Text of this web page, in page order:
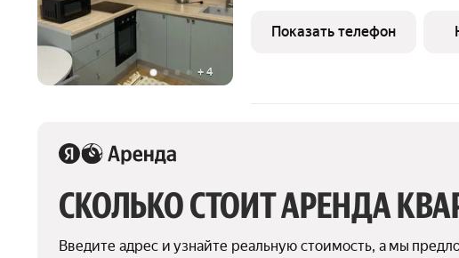
+ 4
реceпшенe. Kуxня cовмeщeна c
Apенда от
Показать телефон
СКОЛЬКО СТОИТ АРЕНДА
Введите адрес и узнайте реальную стоимость, а мы